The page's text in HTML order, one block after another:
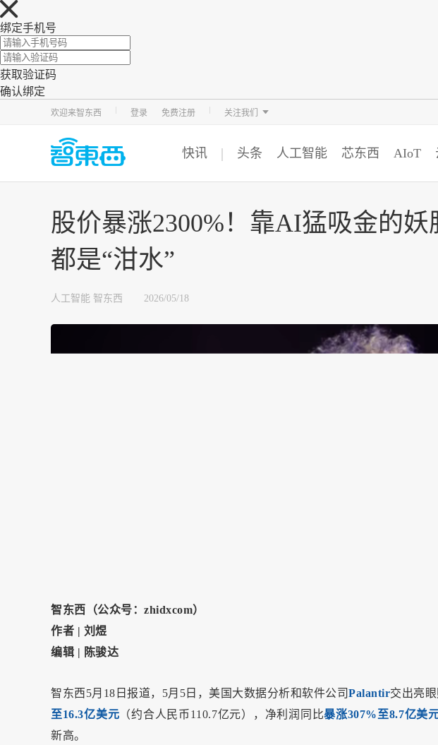
绑定手机号
获取验证码
确认绑定
欢迎来智东西 登录 免费注册 关注我们
快讯 头条 人工智能 芯东西 AIoT
股价暴涨2300%！靠AI猛吸金的
都是“泔水”
人工智能 智东西 2026/05/18
智东西（公众号：zhidxcom）
作者 | 刘煜
编辑 | 陈骏达
智东西5月18日报道，5月5日，美国大数据分析和软件公司Palantir交出亮
至16.3亿美元 （约合人民币110.7亿元），净利润同比暴涨307%至8.7亿美
新高。